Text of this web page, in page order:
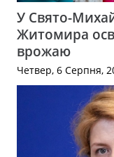
У Свято-
Житомира
врожаю
Четвер, 6 Серпня,